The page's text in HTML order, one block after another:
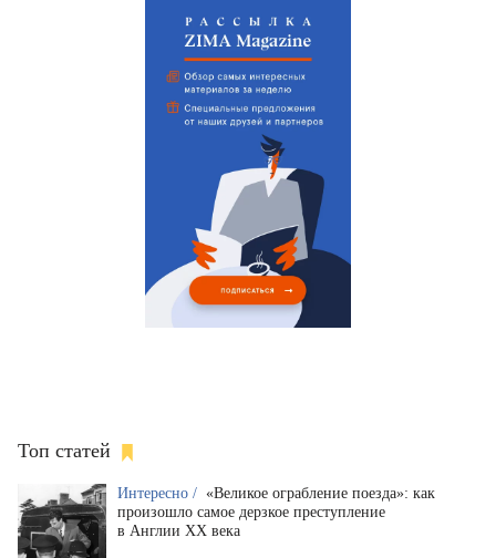
Топ статей
Интересно / «Великое ограбление поезда»: как
произошло самое дерзкое преступление
в Англии XX века